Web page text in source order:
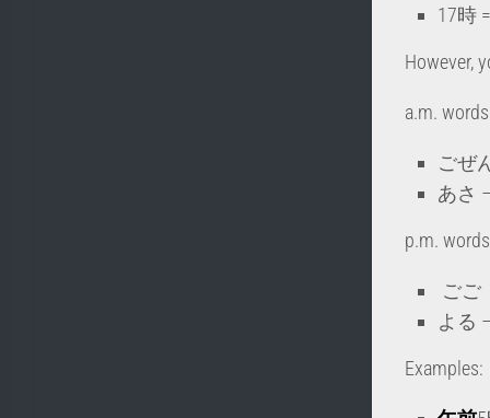
17時
However,
a.m.
ごぜ
あさ
p.m.
ごご
よる
Examples: